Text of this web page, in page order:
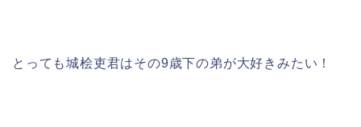
とっても城桧吏君はその9歳下の弟が大好きみたい！